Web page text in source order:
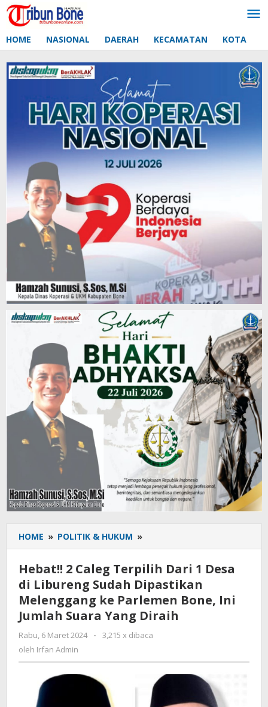
Lewati
ke
HOME NASIONAL DAERAH KECAMATAN KOTA
HOME » POLITIK & HUKUM »
2
Caleg
Terpilih
Dari
1
Desa
Libureng
Dipastikan
Melenggang
ke
Parlemen
Hebat!! 2 Caleg Terpilih Dari 1 Desa
di Libureng Sudah Dipastikan
Melenggang ke Parlemen Bone, Ini
Jumlah Suara Yang Diraih
Rabu, 6 Maret 2024
oleh
-
3,215 x dibaca
oleh Irfan Admin